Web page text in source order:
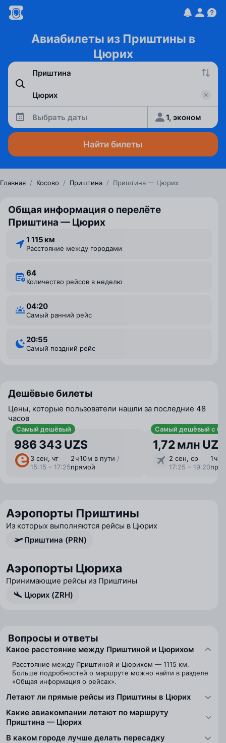
Авиабилеты из Приштины в
Цюрих
Выбрать даты 1, эконом
Найти билеты
Главная / Косово / Приштина / Приштина — Цюрих
Общая информация о перелёте
Приштина — Цюрих
1 115 км
Расстояние между городами
64
Количество рейсов в неделю
04:20
Самый ранний рейс
20:55
Самый поздний рейс
Дешёвые билеты
Цены, которые пользователи нашли за последние 48
часов
Самый дешёвый
986 343 UZS
3 сен, чт
15:15 – 17:25
2 ⁠ч 10 ⁠м в пути /
прямой
Самый дешёвый с
1,72 млн UZS
2 сен, ср
17:25 – 19:20
1 ⁠ч
Аэропорты Приштины
Из которых выполняются рейсы в Цюрих
Приштина (PRN)
Аэропорты Цюриха
Принимающие рейсы из Приштины
Цюрих (ZRH)
Вопросы и ответы
Какое расстояние между Приштиной и Цюрихом
Расстояние между Приштиной и Цюрихом — 1115 км.
Больше подробностей о маршруте можно найти в разделе
«Общая информация о рейсах».
Летают ли прямые рейсы из Приштины в Цюрих
Какие авиакомпании летают по маршруту
Приштина — Цюрих
В каком городе лучше делать пересадку